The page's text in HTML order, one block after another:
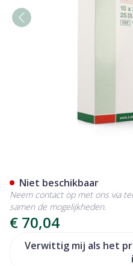
€ 70,04
Verwittig mij als het
Niet beschikbaar
Neem contact op met ons via
samen de mogelijkheden.